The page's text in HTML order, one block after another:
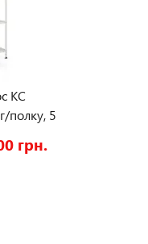
КС
полку, 5
грн.